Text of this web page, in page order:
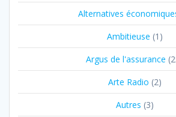
Alternatives
Ambitieuse (1)
Argus de l'assurance
Arte Radio (2)
Autres (3)